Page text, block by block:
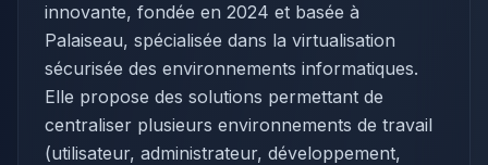
innovante, fondée en 2024 et basée à
Palaiseau, spécialisée dans la virtualisation
sécurisée des environnements informatiques.
Elle propose des solutions permettant de
centraliser plusieurs environnements de travail
(utilisateur, administrateur, développement,